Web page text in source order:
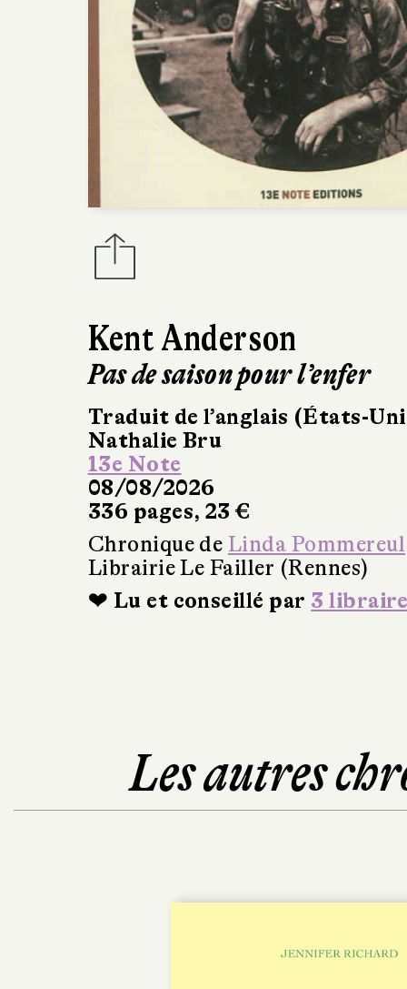
Kent Anderson
Pas de saison pour l’enfer
Traduit de l’anglais (États-
Nathalie Bru
13e Note
08/08/2026
336 pages, 23 €
Chronique de Linda Pommereul
Librairie Le Failler (Rennes)
❤ Lu et conseillé par 3
Les autres